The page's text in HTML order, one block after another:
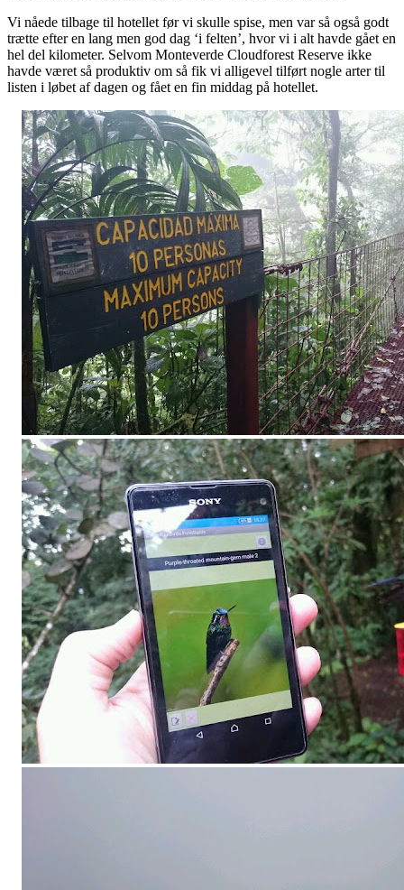
Vi nåede tilbage til hotellet før vi skulle spise, men var så også godt
trætte efter en lang men god dag ‘i felten’, hvor vi i alt havde gået en
hel del kilometer. Selvom Monteverde Cloudforest Reserve ikke
havde været så produktiv om så fik vi alligevel tilført nogle arter til
listen i løbet af dagen og fået en fin middag på hotellet.